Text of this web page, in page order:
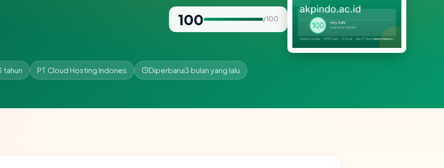
100 / 100
tahun PT Cloud Hosting Indones Diperbarui3 bulan yang lalu